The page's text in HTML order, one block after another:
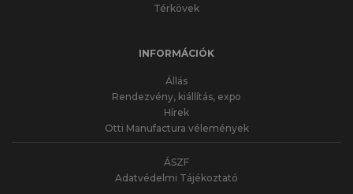
Térkövek
INFORMÁCIÓK
Állás
Rendezvény, kiállítás, expo
Hírek
Otti Manufactura vélemények
ÁSZF
Adatvédelmi Tájékoztató